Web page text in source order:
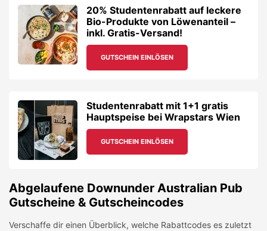
20% Studentenrabatt auf leckere
Bio-Produkte von Löwenanteil –
inkl. Gratis-Versand!
GUTSCHEIN EINLÖSEN
Studentenrabatt mit 1+1 gratis
Hauptspeise bei Wrapstars Wien
GUTSCHEIN EINLÖSEN
Abgelaufene Downunder Australian Pub
Gutscheine & Gutscheincodes
Verschaffe dir einen Überblick, welche Rabattcodes es zuletzt